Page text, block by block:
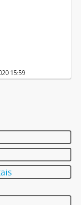
15:59